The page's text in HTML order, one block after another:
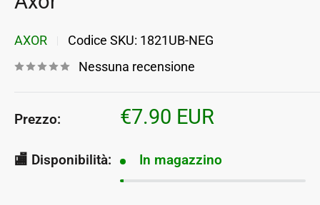
AXOR Codice SKU: 1821UB-NEG
Nessuna recensione
Prezzo:
Prezzo
€7.90 EUR
🏬 Disponibilità: In magazzino